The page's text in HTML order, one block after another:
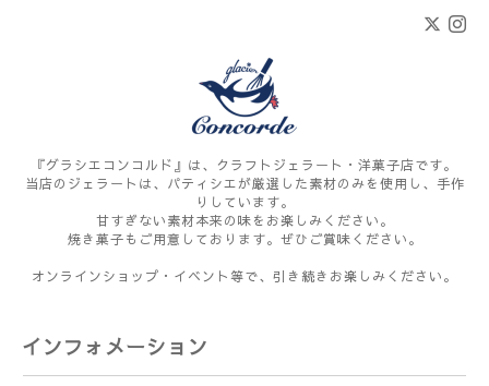
『グラシエコンコルド』は、クラフトジェラート・洋菓子店です。
当店のジェラートは、パティシエが厳選した素材のみを使用し、手作
りしています。
甘すぎない素材本来の味をお楽しみください。
焼き菓子もご用意しております。ぜひご賞味ください。
オンラインショップ・イベント等で、引き続きお楽しみください。
インフォメーション